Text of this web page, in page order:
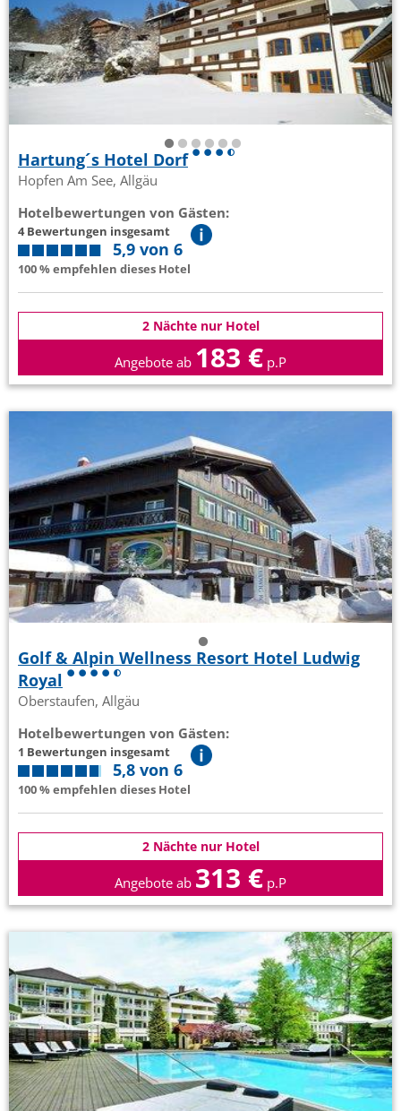
Hartung´s Hotel Dorf
Hopfen Am See, Allgäu
Hotelbewertungen von Gästen:
4 Bewertungen insgesamt
5,9 von 6
100 % empfehlen dieses Hotel
2 Nächte nur Hotel
Angebote ab 183 € p.P
Golf & Alpin Wellness Resort Hotel Ludwig
Royal
Oberstaufen, Allgäu
Hotelbewertungen von Gästen:
1 Bewertungen insgesamt
5,8 von 6
100 % empfehlen dieses Hotel
2 Nächte nur Hotel
Angebote ab 313 € p.P